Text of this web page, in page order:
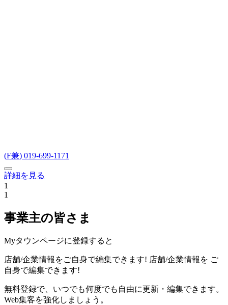
(F兼) 019-699-1171
詳細を見る
1
1
事業主の皆さま
Myタウンページに登録すると
店舗/企業情報をご自身で編集できます! 店舗/企業情報を ご
自身で編集できます!
無料登録で、いつでも何度でも自由に更新・編集できます。
Web集客を強化しましょう。